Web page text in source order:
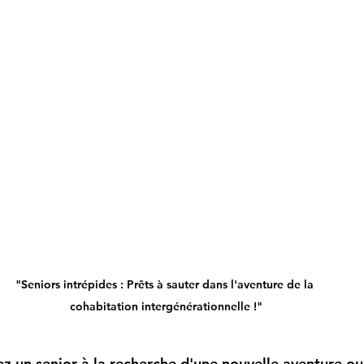
"Seniors intrépides : Prêts à sauter dans l'aventure de la
cohabitation intergénérationnelle !"